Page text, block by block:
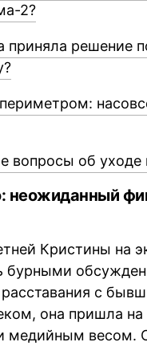
2?
приняла решение
вопросы об уходе
неожиданный
Кристины на
бурными
с
она пришла на
медийным весом.